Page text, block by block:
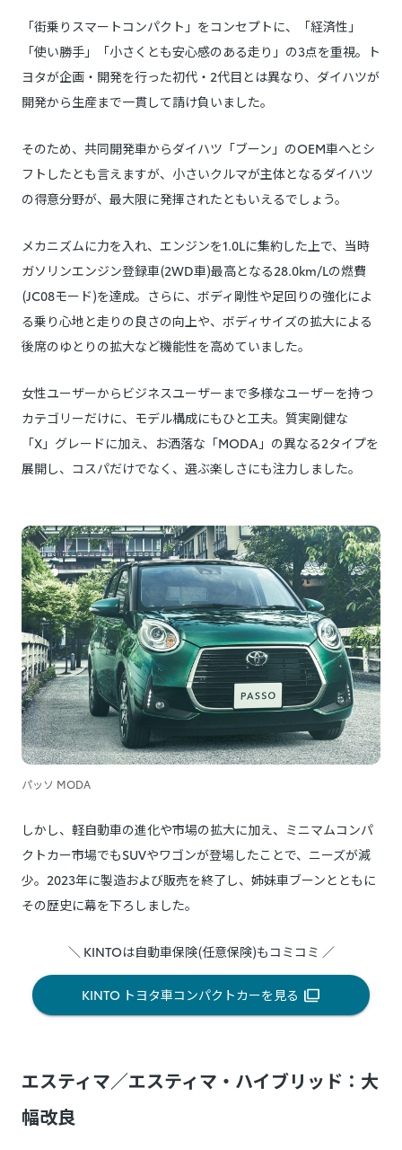
「街乗りスマートコンパクト」をコンセプトに、「経済性」
「使い勝手」「小さくとも安心感のある走り」の3点を重視。ト
ヨタが企画・開発を行った初代・2代目とは異なり、ダイハツが
開発から生産まで一貫して請け負いました。
そのため、共同開発車からダイハツ「ブーン」のOEM車へとシ
フトしたとも言えますが、小さいクルマが主体となるダイハツ
の得意分野が、最大限に発揮されたともいえるでしょう。
メカニズムに力を入れ、エンジンを1.0Lに集約した上で、当時
ガソリンエンジン登録車(2WD車)最高となる28.0km/Lの燃費
(JC08モード)を達成。さらに、ボディ剛性や足回りの強化によ
る乗り心地と走りの良さの向上や、ボディサイズの拡大による
後席のゆとりの拡大など機能性を高めていました。
女性ユーザーからビジネスユーザーまで多様なユーザーを持つ
カテゴリーだけに、モデル構成にもひと工夫。質実剛健な
「X」グレードに加え、お洒落な「MODA」の異なる2タイプを
展開し、コスパだけでなく、選ぶ楽しさにも注力しました。
パッソ MODA
しかし、軽自動車の進化や市場の拡大に加え、ミニマムコンパ
クトカー市場でもSUVやワゴンが登場したことで、ニーズが減
少。2023年に製造および販売を終了し、姉妹車ブーンとともに
その歴史に幕を下ろしました。
＼ KINTOは自動車保険(任意保険)もコミコミ ／
KINTO トヨタ車コンパクトカーを見る
エスティマ／エスティマ・ハイブリッド：大
幅改良